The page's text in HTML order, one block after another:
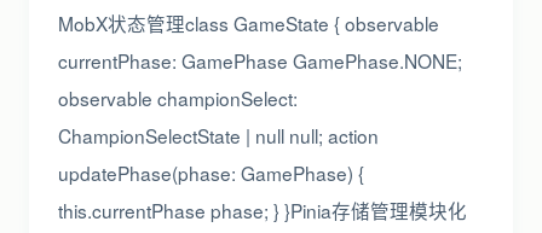
MobX状态管理class GameState { observable
currentPhase: GamePhase GamePhase.NONE;
observable championSelect:
ChampionSelectState | null null; action
updatePhase(phase: GamePhase) {
this.currentPhase phase; } }Pinia存储管理模块化